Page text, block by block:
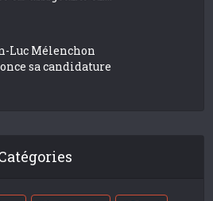
Luc Mélenchon
sa candidature